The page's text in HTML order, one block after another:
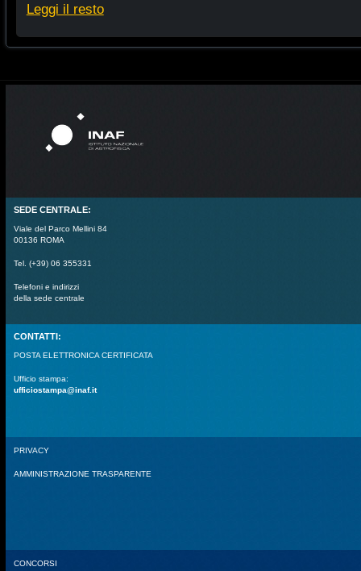
Leggi il resto
SEDE CENTRALE:
Viale del Parco Mellini 84
00136 ROMA
Tel. (+39) 06 355331
Telefoni e indirizzi
della sede centrale
CONTATTI:
POSTA ELETTRONICA CERTIFICATA
Ufficio stampa:
ufficiostampa@inaf.it
PRIVACY
AMMINISTRAZIONE TRASPARENTE
CONCORSI